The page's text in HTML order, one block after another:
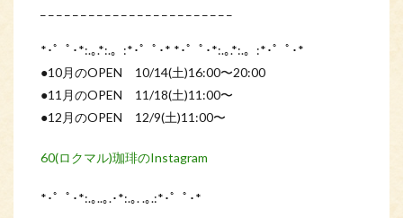
*･゜ﾟ･*:.｡.*:.。:*･゜ﾟ･* *･゜ﾟ･*:.｡.*:.。:*･゜ﾟ･*
●10月のOPEN 10/14(土)16:00〜20:00
●11月のOPEN 11/18(土)11:00〜
●12月のOPEN 12/9(土)11:00〜
60(ロクマル)珈琲のInstagram
*･゜ﾟ･*:.｡..｡.･*:.｡. .｡.:*･゜ﾟ･*